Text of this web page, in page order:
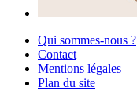
Qui sommes-nous ?
Contact
Mentions légales
Plan du site